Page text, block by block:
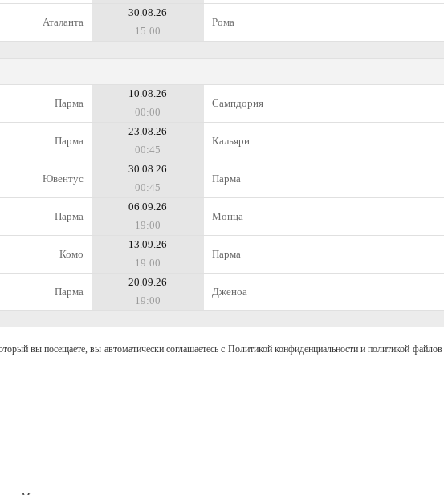
Аталанта
30.08.26
15:00
Рома
Парма
10.08.26
00:00
Сампдория
Парма
23.08.26
00:45
Кальяри
Ювентус
30.08.26
00:45
Парма
Парма
06.09.26
19:00
Монца
Комо
13.09.26
19:00
Парма
Парма
20.09.26
19:00
Дженоа
вы посещаете, вы автоматически соглашаетесь с Политикой конфиденциальности и политикой